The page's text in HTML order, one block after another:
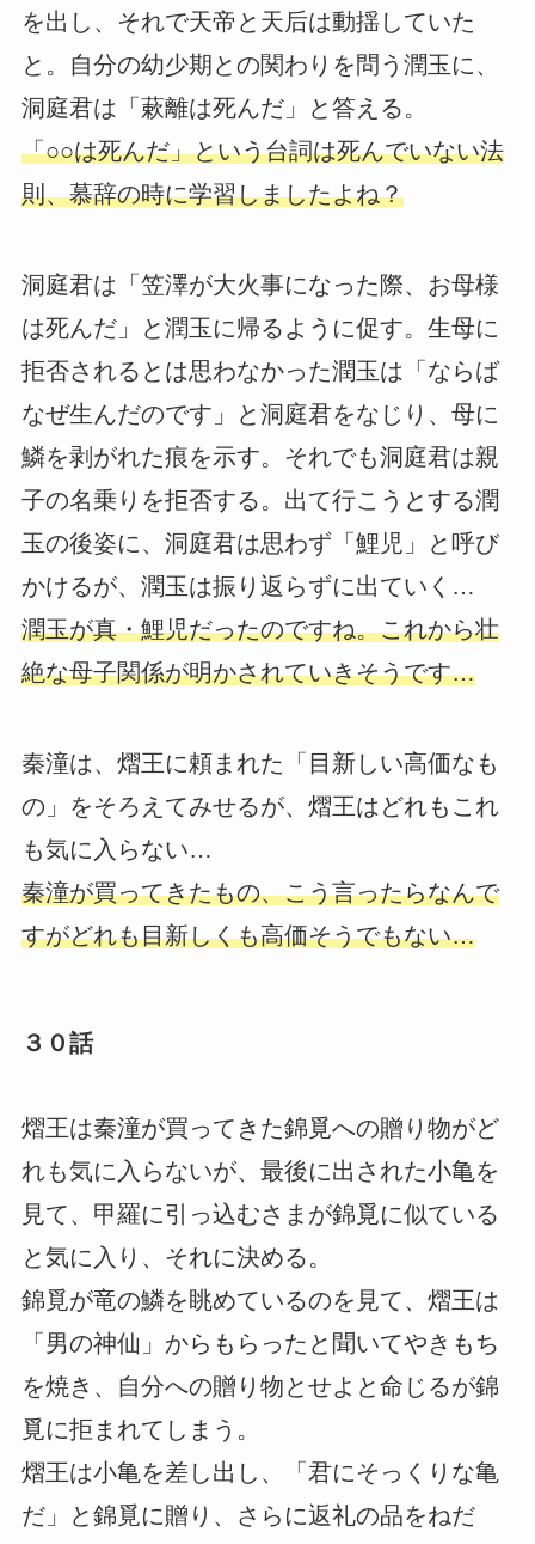
を出し、それで天帝と天后は動揺していた
と。自分の幼少期との関わりを問う潤玉に、
洞庭君は「蔌離は死んだ」と答える。
「○○は死んだ」という台詞は死んでいない法
則、慕辞の時に学習しましたよね？
洞庭君は「笠澤が大火事になった際、お母様
は死んだ」と潤玉に帰るように促す。生母に
拒否されるとは思わなかった潤玉は「ならば
なぜ生んだのです」と洞庭君をなじり、母に
鱗を剥がれた痕を示す。それでも洞庭君は親
子の名乗りを拒否する。出て行こうとする潤
玉の後姿に、洞庭君は思わず「鯉児」と呼び
かけるが、潤玉は振り返らずに出ていく…
潤玉が真・鯉児だったのですね。これから壮
絶な母子関係が明かされていきそうです…
秦潼は、熠王に頼まれた「目新しい高価なも
の」をそろえてみせるが、熠王はどれもこれ
も気に入らない…
秦潼が買ってきたもの、こう言ったらなんで
すがどれも目新しくも高価そうでもない…
３０話
熠王は秦潼が買ってきた錦覓への贈り物がど
れも気に入らないが、最後に出された小亀を
見て、甲羅に引っ込むさまが錦覓に似ている
と気に入り、それに決める。
錦覓が竜の鱗を眺めているのを見て、熠王は
「男の神仙」からもらったと聞いてやきもち
を焼き、自分への贈り物とせよと命じるが錦
覓に拒まれてしまう。
熠王は小亀を差し出し、「君にそっくりな亀
だ」と錦覓に贈り、さらに返礼の品をねだ